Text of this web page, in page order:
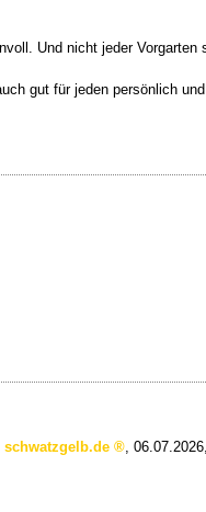
Und nicht jeder Vorgarten
gut für jeden persönlich
schwatzgelb.de